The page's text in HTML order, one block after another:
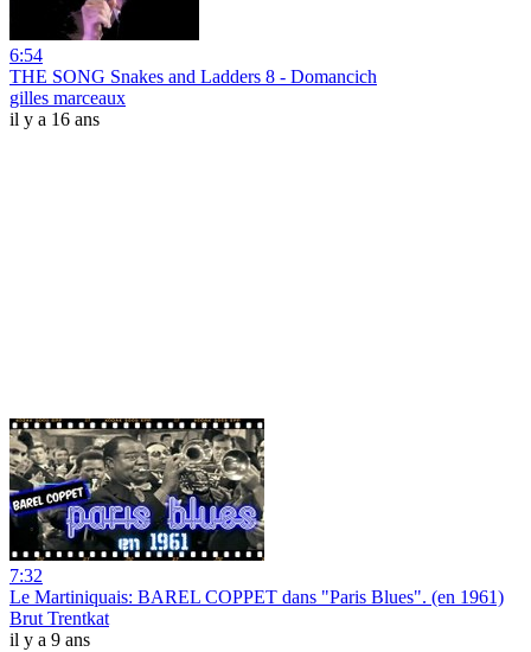
6:54
THE SONG Snakes and Ladders 8 - Domancich
gilles marceaux
il y a 16 ans
7:32
Le Martiniquais: BAREL COPPET dans "Paris Blues". (en 1961)
Brut Trentkat
il y a 9 ans